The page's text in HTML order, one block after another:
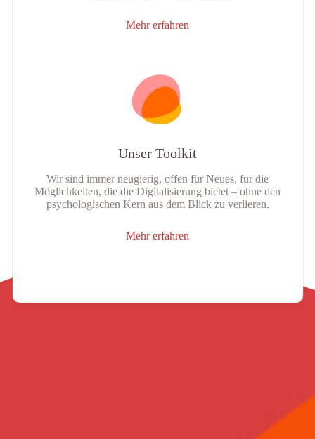
Mehr erfahren
Unser Toolkit
Wir sind immer neugierig, offen für Neues, für die
Möglichkeiten, die die Digitalisierung bietet – ohne den
psychologischen Kern aus dem Blick zu verlieren.
Mehr erfahren